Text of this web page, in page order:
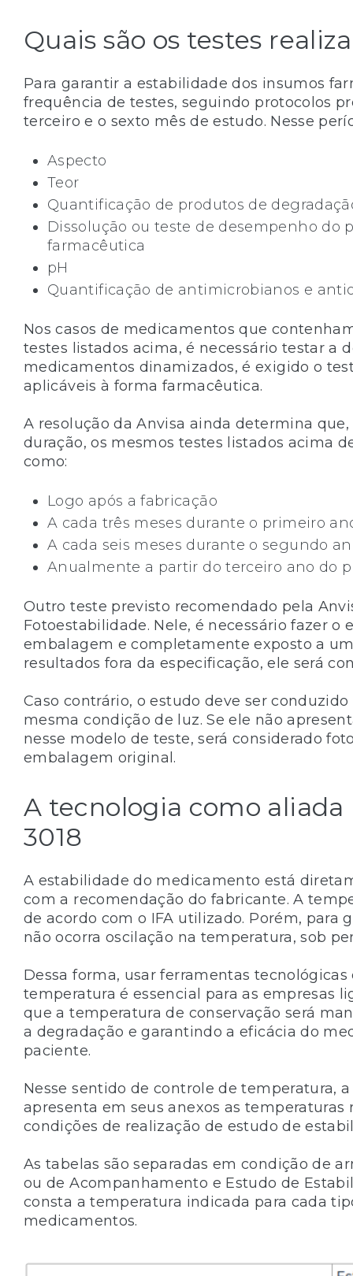
Quais são os testes
Para garantir a estabilidade dos insumos
frequência de testes, seguindo protocolos
terceiro e o sexto mês de estudo. Nesse
Aspecto
Teor
Quantificação de produtos de
Dissolução ou teste de desempenho do
farmacêutica
pH
Quantificação de antimicrobianos e
Nos casos de medicamentos que
testes listados acima, é necessário testar a
medicamentos dinamizados, é exigido o
aplicáveis à forma farmacêutica.
A resolução da Anvisa ainda determina
duração, os mesmos testes listados acima
como:
Logo após a fabricação
A cada três meses durante o primeiro
A cada seis meses durante o segundo
Anualmente a partir do terceiro ano do
Outro teste previsto recomendado pela
Fotoestabilidade. Nele, é necessário fazer
embalagem e completamente exposto a
resultados fora da especificação, ele será
Caso contrário, o estudo deve ser
mesma condição de luz. Se ele não
nesse modelo de teste, será considerado
embalagem original.
A tecnologia como aliada
3018
A estabilidade do medicamento está
com a recomendação do fabricante. A
de acordo com o IFA utilizado. Porém, para
não ocorra oscilação na temperatura, sob
Dessa forma, usar ferramentas
temperatura é essencial para as empresas
que a temperatura de conservação será
a degradação e garantindo a eficácia do
paciente.
Nesse sentido de controle de temperatura,
apresenta em seus anexos as
condições de realização de estudo de
As tabelas são separadas em condição de
ou de Acompanhamento e Estudo de
consta a temperatura indicada para cada
medicamentos.